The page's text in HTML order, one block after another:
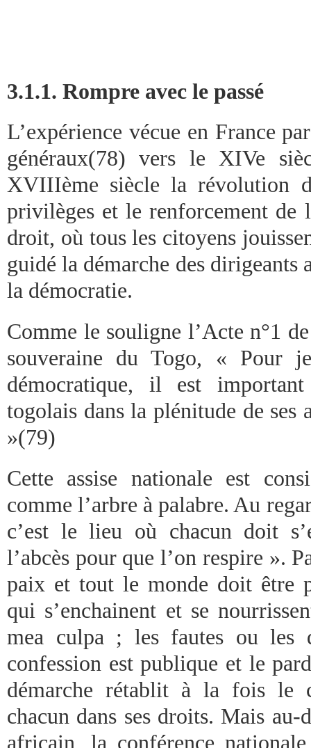
3.1.1. Rompre avec le passé
L’expérience vécue en France
généraux(78) vers le XIVe
XVIIIème siècle la révolution
privilèges et le renforcement de
droit, où tous les citoyens
guidé la démarche des dirigeants
la démocratie.
Comme le souligne l’Acte n°1
souveraine du Togo, « Pour
démocratique, il est
togolais dans la plénitude de ses
»(79)
Cette assise nationale est
comme l’arbre à palabre. Au
c’est le lieu où chacun doit
l’abcès pour que l’on respire ».
paix et tout le monde doit être
qui s’enchainent et se
mea culpa ; les fautes ou les
confession est publique et le
démarche rétablit à la fois le
chacun dans ses droits. Mais au-
africain, la conférence